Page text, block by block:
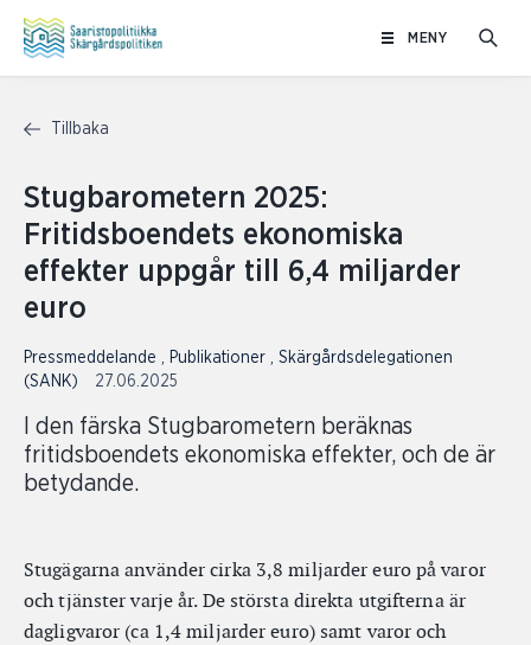
MENY
Tillbaka
Stugbarometern 2025:
Fritidsboendets ekonomiska
effekter uppgår till 6,4 miljarder
euro
Pressmeddelande , Publikationer , Skärgårdsdelegationen
(SANK)
27.06.2025
I den färska Stugbarometern beräknas
fritidsboendets ekonomiska effekter, och de är
betydande.
Stugägarna använder cirka 3,8 miljarder euro på varor
och tjänster varje år. De största direkta utgifterna är
dagligvaror (ca 1,4 miljarder euro) samt varor och